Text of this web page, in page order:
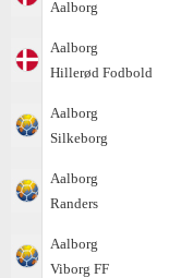
Aalborg
Aalborg
Hillerød Fodbold
Aalborg
Silkeborg
Aalborg
Randers
Aalborg
Viborg FF